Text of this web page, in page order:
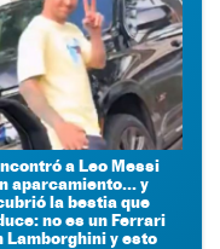
a Leo Messi
aparcamiento... y
la bestia que
no es un Ferrari
Lamborghini y esto